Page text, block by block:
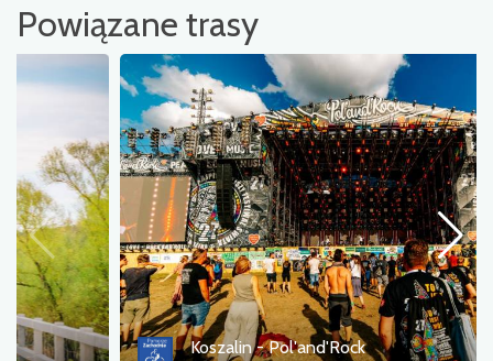
Powiązane trasy
Trasa Pojezierzy Zachodnich (R20)